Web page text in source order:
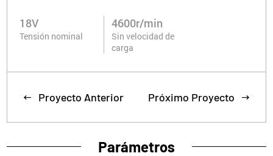
18V
Tensión nominal
4600r/min
Sin velocidad de
carga
 Proyecto Anterior Próximo Proyecto 
Parámetros